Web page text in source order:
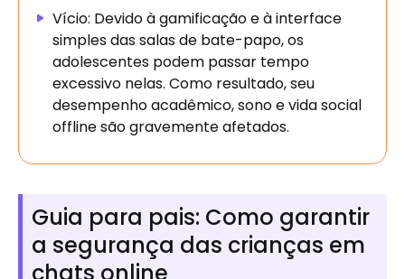
Vício: Devido à gamificação e à interface
simples das salas de bate-papo, os
adolescentes podem passar tempo
excessivo nelas. Como resultado, seu
desempenho acadêmico, sono e vida social
offline são gravemente afetados.
Guia para pais: Como garantir
a segurança das crianças em